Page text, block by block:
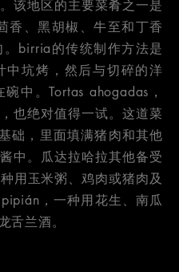
该地区的主要菜肴之一是
香、黑胡椒、牛至和丁香
birria的传统制作方法是
中坑烤，然后与切碎的洋
中。Tortas ahogadas，
也绝对值得一试。这道菜
础，里面填满猪肉和其他
中。瓜达拉哈拉其他备受
用玉米粥、鸡肉或猪肉及
，一种用花生、南瓜
舌兰酒。